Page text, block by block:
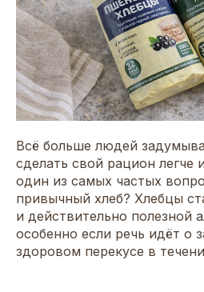
Всё больше людей
сделать свой рацион легче
один из самых частых
привычный хлеб? Хлебцы
и действительно полезной
особенно если речь идёт о
здоровом перекусе в